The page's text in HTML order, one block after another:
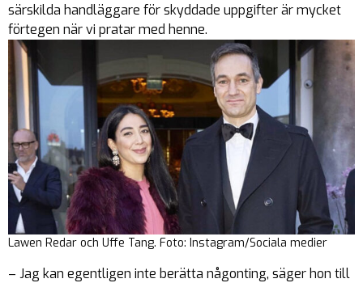
särskilda handläggare för skyddade uppgifter är mycket
förtegen när vi pratar med henne.
Lawen Redar och Uffe Tang. Foto: Instagram/Sociala medier
– Jag kan egentligen inte berätta någonting, säger hon till